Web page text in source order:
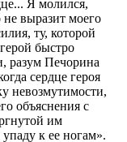
Я молился,
не выразит моего
ту, которой
быстро
разум Печорина
сердце героя
невозмутимости,
объяснения с
им
к ее ногам».